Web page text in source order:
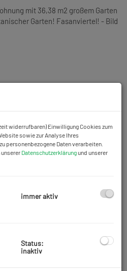
widerrufbaren) Einwilligung Cookies zum
sowie zur Analyse Ihres
personenbezogene Daten verarbeiten.
Datenschutzerklärungund unserer
immer aktiv
Status:
inaktiv